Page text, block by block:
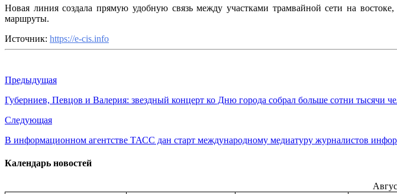
Новая линия создала прямую удобную связь между участками трамвайной сети на
маршруты.
Источник: https://e-cis.info
Предыдущая
Губерниев, Певцов и Валерия: звездный концерт ко Дню города собрал больше сотни тысячи
Следующая
В информационном агентстве ТАСС дан старт международному медиатуру журналистов
Календарь новостей